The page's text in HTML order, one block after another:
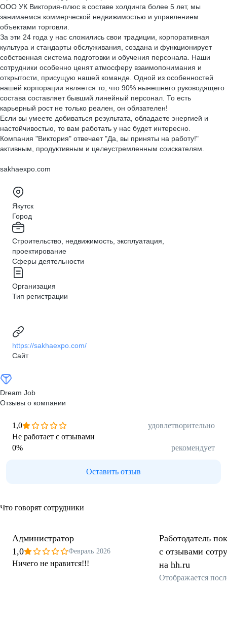
ООО УК Виктория-плюс в составе холдинга более 5 лет, мы
занимаемся коммерческой недвижимостью и управлением
объектами торговли.
За эти 24 года у нас сложились свои традиции, корпоративная
культура и стандарты обслуживания, создана и функционирует
собственная система подготовки и обучения персонала. Наши
сотрудники особенно ценят атмосферу взаимопонимания и
открытости, присущую нашей команде. Одной из особенностей
нашей корпорации является то, что 90% нынешнего руководящего
состава составляет бывший линейный персонал. То есть
карьерный рост не только реален, он обязателен!
Если вы умеете добиваться результата, обладаете энергией и
настойчивостью, то вам работать у нас будет интересно.
Компания "Виктория" отвечает "Да, вы приняты на работу!"
активным, продуктивным и целеустремленным соискателям.
sakhaexpo.com
Якутск
Город
Строительство, недвижимость, эксплуатация,
проектирование
Сферы деятельности
Организация
Тип регистрации
https://sakhaexpo.com/
Сайт
Dream Job
Отзывы о компании
1,0
удовлетворительно
Не работает с отзывами
0% рекомендует
Оставить отзыв
Что говорят сотрудники
Администратор
1,0
Февраль 2026
Ничего не нравится!!!
Работодатель
с отзывами
на hh.ru
Отображается